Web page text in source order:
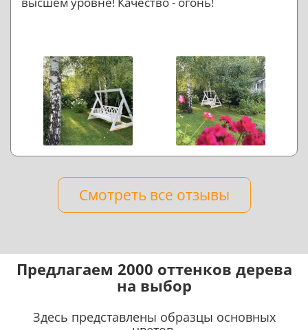
Смотреть все отзывы
Предлагаем 2000 оттенков дерева
на выбор
Здесь представлены образцы основных